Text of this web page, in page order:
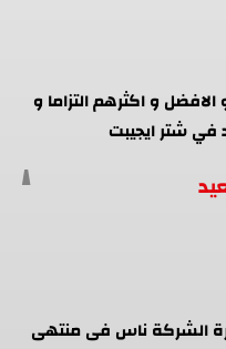
و اكثرهم التزاما و
في شتر ايجيبت
الشركة ناس فى منتهى